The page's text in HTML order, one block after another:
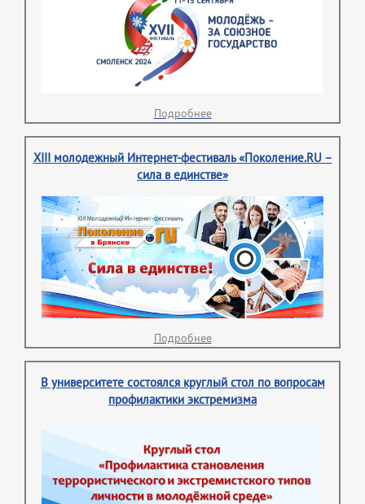
Подробнее
XIII молодежный Интернет-фестиваль «Поколение.RU –
сила в единстве»
Подробнее
В университете состоялся круглый стол по вопросам
профилактики экстремизма